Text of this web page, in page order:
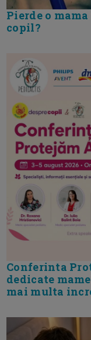
Pierde o
copil?
Conferinta
dedicate
mai multa